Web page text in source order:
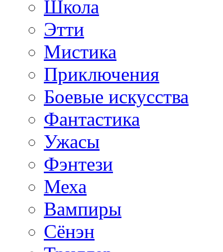
Школа
Этти
Мистика
Приключения
Боевые искусства
Фантастика
Ужасы
Фэнтези
Меха
Вампиры
Сёнэн